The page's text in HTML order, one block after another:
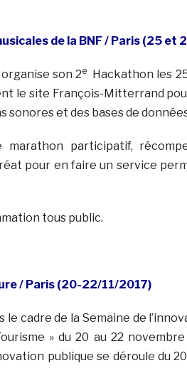
de la BNF / Paris (25 et
son 2e Hackathon les
le site François-Mitterrand
et des bases de données
participatif,
pour en faire un service
tous public.
/ Paris (20-22/11/2017)
cadre de la Semaine de
» du 20 au 22
publique se déroule du